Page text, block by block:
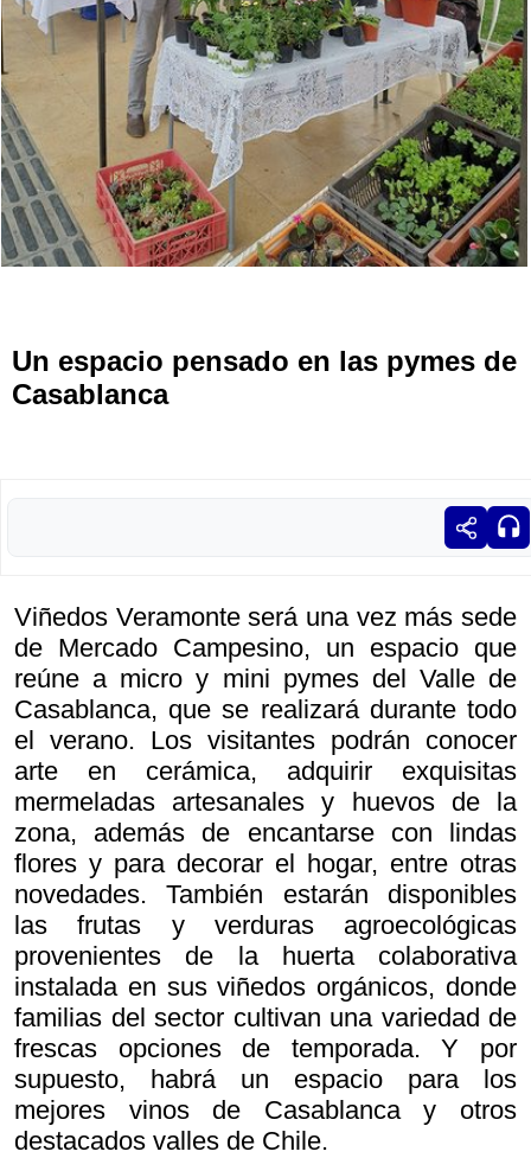
Un espacio pensado en las pymes de
Casablanca
Viñedos Veramonte será una vez más sede
de Mercado Campesino, un espacio que
reúne a micro y mini pymes del Valle de
Casablanca, que se realizará durante todo
el verano. Los visitantes podrán conocer
arte en cerámica, adquirir exquisitas
mermeladas artesanales y huevos de la
zona, además de encantarse con lindas
flores y para decorar el hogar, entre otras
novedades. También estarán disponibles
las frutas y verduras agroecológicas
provenientes de la huerta colaborativa
instalada en sus viñedos orgánicos, donde
familias del sector cultivan una variedad de
frescas opciones de temporada. Y por
supuesto, habrá un espacio para los
mejores vinos de Casablanca y otros
destacados valles de Chile.